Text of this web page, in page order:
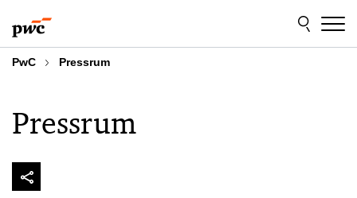
to
content
to
footer
PwC Pressrum
Pressrum